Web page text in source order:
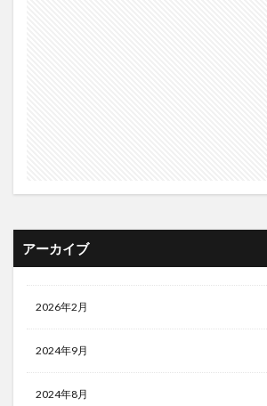
アーカイブ
2026年2月
2024年9月
2024年8月